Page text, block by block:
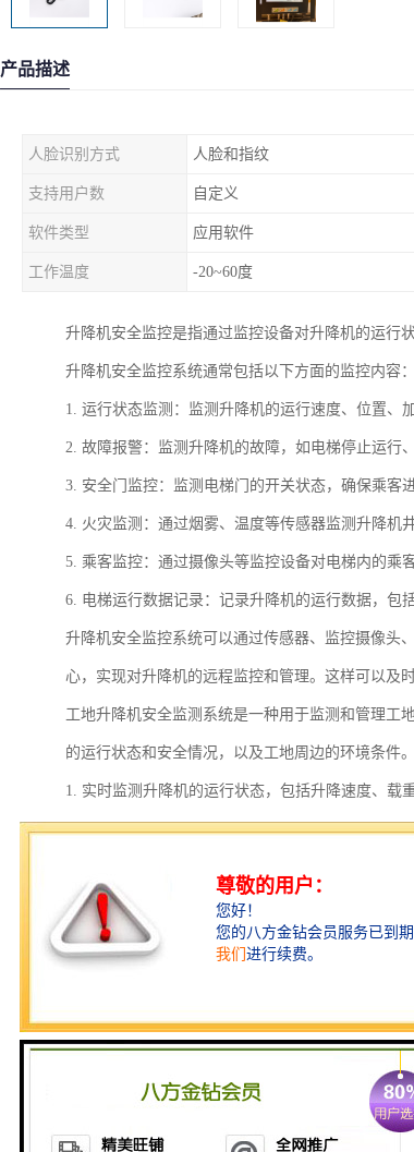
产品描述
人脸识别方式 人脸和指纹
支持用户数 自定义
软件类型 应用软件
工作温度 -20~60度
升降机安全监控是指通过监控设备对升降机的运行
升降机安全监控系统通常包括以下方面的监控内容：
1. 运行状态监测：监测升降机的运行速度、位置、
2. 故障报警：监测升降机的故障，如电梯停止运行
3. 安全门监控：监测电梯门的开关状态，确保乘客
4. 火灾监测：通过烟雾、温度等传感器监测升降机
5. 乘客监控：通过摄像头等监控设备对电梯内的乘
6. 电梯运行数据记录：记录升降机的运行数据，包
升降机安全监控系统可以通过传感器、监控摄像头
心，实现对升降机的远程监控和管理。这样可以及
工地升降机安全监测系统是一种用于监测和管理工
的运行状态和安全情况，以及工地周边的环境条件
1. 实时监测升降机的运行状态，包括升降速度、载
况，如超速、超载等，并及时报警。
2. 监测升降机的安全装置，如限位开关、安全门
及保证工人的安全。
3. 监测工地周边的环境条件，如风速、温度等。系
4. 数据记录和分析功能。系统可以记录升降机的运
5. 远程监控和管理功能。系统可以通过互联网连
随地监控升降机的运行情况，并进行远程控制和管